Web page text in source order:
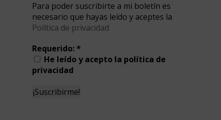
Para poder suscribirte a mi boletín es
necesario que hayas leído y aceptes la
Política de privacidad
Requerido:*
He leído y acepto la política de
privacidad